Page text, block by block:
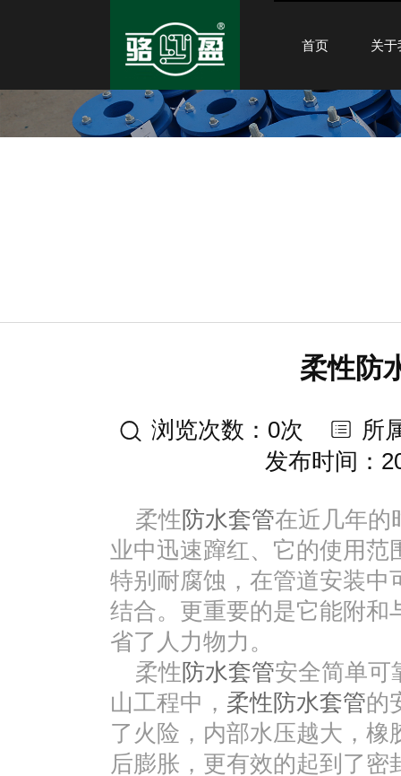
首页 关于
柔性防
浏览次数：0次
所
发布时间：
柔性 防水套管在近几年的
业中迅速蹿红、它的使用范
特别耐腐蚀，在管道安装中
结合。更重要的是它能附和
省了人力物力。
柔性 防水套管安全简单可
山工程中， 柔性防水套管的
了火险，内部水压越大，
后膨胀，更有效的起到了